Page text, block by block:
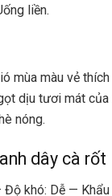
liền.
mùa màu vẻ
dịu tươi mát
nóng.
dây cà rốt
Độ khó: Dễ —